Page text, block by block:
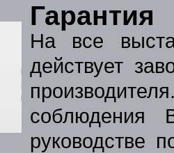
Гарантия
На все
действует
соблюдения
руководстве